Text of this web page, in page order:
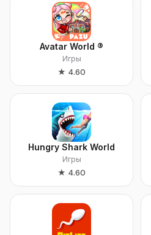
Avatar World ®
Игры
★ 4.60
Hungry Shark World
Игры
★ 4.60